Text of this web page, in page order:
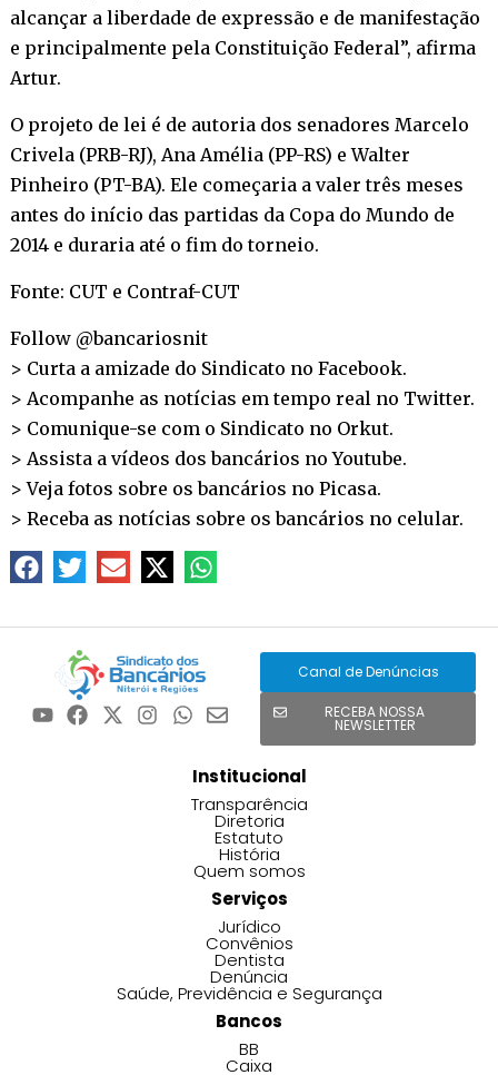
alcançar a liberdade de expressão e de manifestação
e principalmente pela Constituição Federal”, afirma
Artur.
O projeto de lei é de autoria dos senadores Marcelo
Crivela (PRB-RJ), Ana Amélia (PP-RS) e Walter
Pinheiro (PT-BA). Ele começaria a valer três meses
antes do início das partidas da Copa do Mundo de
2014 e duraria até o fim do torneio.
Fonte: CUT e Contraf-CUT
Follow @bancariosnit
> Curta a amizade do Sindicato no Facebook.
> Acompanhe as notícias em tempo real no Twitter.
> Comunique-se com o Sindicato no Orkut.
> Assista a vídeos dos bancários noYoutube.
> Veja fotos sobre os bancários no Picasa.
> Receba as notícias sobre os bancários no celular.
Canal de Denúncias
RECEBA NOSSA
NEWSLETTER
Institucional
Transparência
Diretoria
Estatuto
História
Quem somos
Serviços
Jurídico
Convênios
Dentista
Denúncia
Saúde, Previdência e Segurança
Bancos
BB
Caixa